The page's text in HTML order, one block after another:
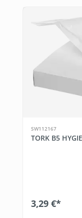
SW112167
TORK B5
3,29 €*